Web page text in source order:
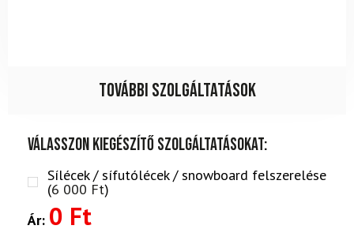
További szolgáltatások
Válasszon kiegészítő szolgáltatásokat:
Sílécek / sífutólécek / snowboard felszerelése
(6 000 Ft)
Ár: 0 Ft